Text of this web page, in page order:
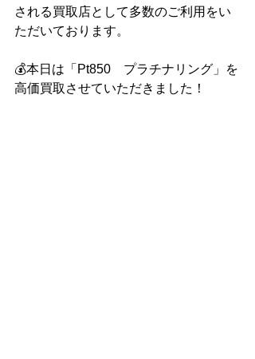
される買取店として多数のご利用をい
ただいております。
💰本日は「Pt850　プラチナリング」を
高価買取させていただきました！